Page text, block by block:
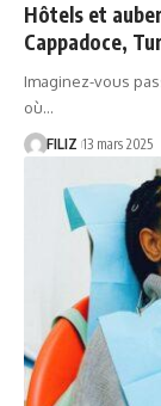
Hôtels et
Cappadoce,
Imaginez-vous
où…
FILIZ 13 mars 2025